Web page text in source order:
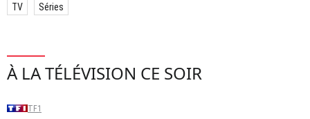
TV Séries
À LA TÉLÉVISION CE SOIR
TF1